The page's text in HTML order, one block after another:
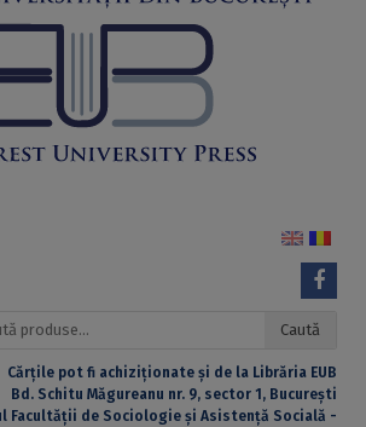
Caută
Cărțile pot fi achiziționate și de la Librăria EUB
Bd. Schitu Măgureanu nr. 9, sector 1, București
Facultății de Sociologie și Asistență Socială -